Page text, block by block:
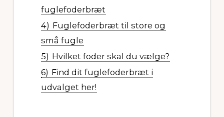
fuglefoderbræt
4) Fuglefoderbræt til store og
små fugle
5) Hvilket foder skal du vælge?
6) Find dit fuglefoderbræt i
udvalget her!